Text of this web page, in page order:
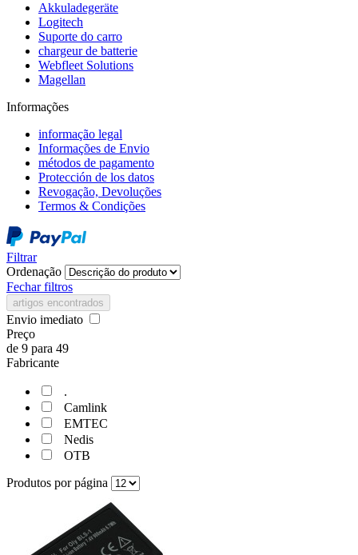
Akkuladegeräte
Logitech
Suporte do carro
chargeur de batterie
Webfleet Solutions
Magellan
Informações
informação legal
Informações de Envio
métodos de pagamento
Protección de los datos
Revogação, Devoluções
Termos & Condições
Filtrar
Ordenação
Fechar filtros
artigos encontrados
Envio imediato
Preço
de 9 para 49
Fabricante
.
Camlink
EMTEC
Nedis
OTB
Produtos por página